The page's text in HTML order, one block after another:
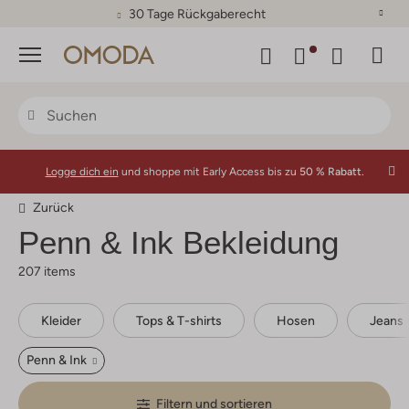
30 Tage Rückgaberecht
Menü
Logge dich ein und shoppe mit Early Access bis zu 50 % Rabatt.
Zurück
Penn & Ink Bekleidung
207 items
Kleider Tops & T-shirts Hosen Jeans
Penn & Ink
Filtern und sortieren